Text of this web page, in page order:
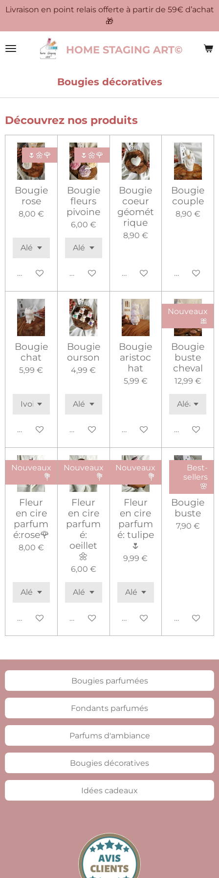
Passer
contenu
principal
HOME STAGING ART©
Livraison en point relais offerte à partir de 59€ d’achat
🎁
Bougies décoratives
Découvrez nos produits
🌷🌼🌹
Bougie
rose
8,00 €
Ajouter au panier
🌷🌼🌹
Bougie
fleurs
pivoine
6,00 €
Ajouter au panier
Bougie
coeur
géomét
rique
8,90 €
Ajouter au panier
Bougie
couple
8,90 €
Ajouter au
Bougie
chat
5,99 €
Ajouter au panier
Bougie
ourson
4,99 €
Ajouter au panier
Bougie
aristoc
hat
5,99 €
Ajouter au panier
Nouveaux
🎀
Bougie
buste
cheval
12,99 €
Ajouter au
Nouveaux
💐
Fleur
en cire
parfum
é:rose🌹
8,00 €
Ajouter au panier
Nouveaux
💐
Fleur
en cire
parfum
é:
oeillet
🌼
6,00 €
Ajouter au panier
Nouveaux
💐
Fleur
en cire
parfum
é: tulipe
🌷
9,99 €
Ajouter au panier
Best-
sellers
🌸
Bougie
buste
7,90 €
Ajouter au
Bougies parfumées
Fondants parfumés
Parfums d'ambiance
Bougies décoratives
Idées cadeaux